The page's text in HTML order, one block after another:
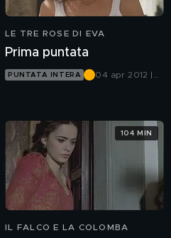
LE TRE ROSE DI EVA
Prima puntata
PUNTATA INTERA
04 apr 2012 |
IL FALCO E LA COLOMBA
104 MIN